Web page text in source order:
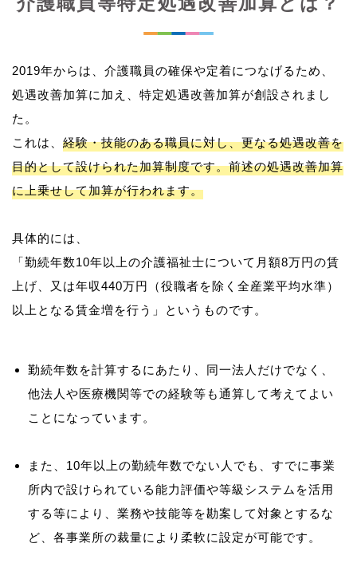
2019年からは、介護職員の確保や定着につなげるため、
処遇改善加算に加え、特定処遇改善加算が創設されまし
た。
これは、 経験・技能のある職員に対し、更なる処遇改善を
目的として設けられた加算制度です。前述の処遇改善加算
に上乗せして加算が行われます。
具体的には、
「勤続年数10年以上の介護福祉士について月額8万円の賃
上げ、又は年収440万円（役職者を除く全産業平均水準）
勤続年数を計算するにあたり、同一法人だけでなく、
他法人や医療機関等での経験等も通算して考えてよい
ことになっています。
また、10年以上の勤続年数でない人でも、すでに事業
所内で設けられている能力評価や等級システムを活用
する等により、業務や技能等を勘案して対象とするな
ど、各事業所の裁量により柔軟に設定が可能です。